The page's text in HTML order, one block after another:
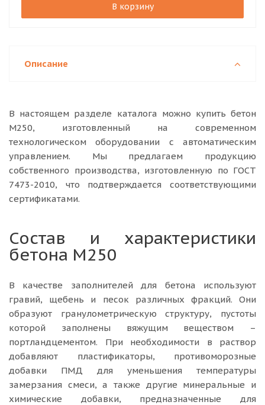
В корзину
Описание
В настоящем разделе каталога можно купить бетон
М250, изготовленный на современном
технологическом оборудовании с автоматическим
управлением. Мы предлагаем продукцию
собственного производства, изготовленную по ГОСТ
7473-2010, что подтверждается соответствующими
сертификатами.
Состав и характеристики
бетона М250
В качестве заполнителей для бетона используют
гравий, щебень и песок различных фракций. Они
образуют гранулометрическую структуру, пустоты
которой заполнены вяжущим веществом –
портландцементом. При необходимости в раствор
добавляют пластификаторы, противоморозные
добавки ПМД для уменьшения температуры
замерзания смеси, а также другие минеральные и
химические добавки, предназначенные для